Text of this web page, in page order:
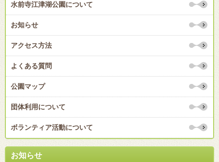
水前寺江津湖公園について
お知らせ
アクセス方法
よくある質問
公園マップ
団体利用について
ボランティア活動について
お知らせ